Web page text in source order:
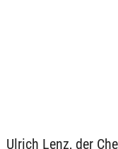
Ulrich Lenz, der